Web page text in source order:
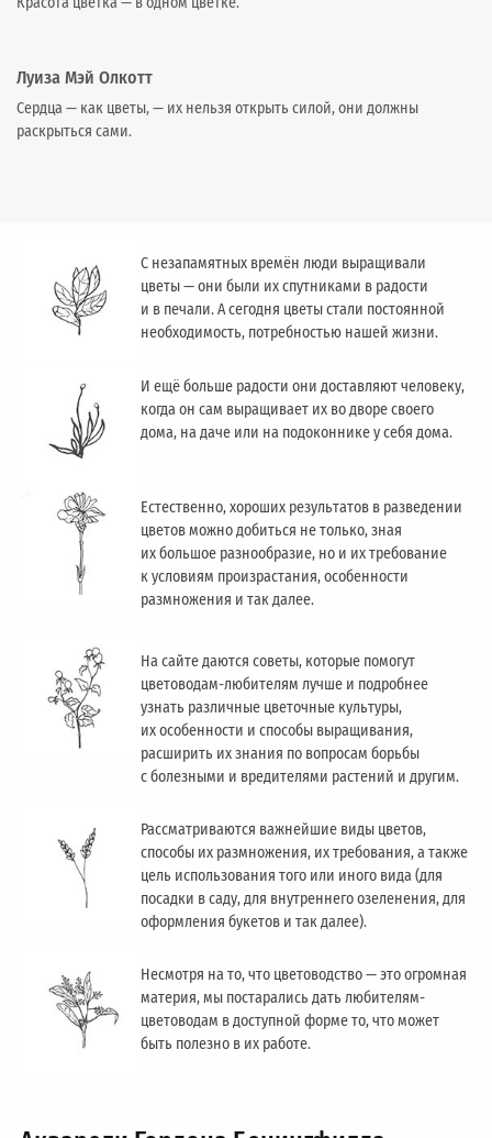
Луиза Мэй Олкотт
Сердца — как цветы, — их нельзя открыть силой, они должны
раскрыться сами.
С незапамятных времён люди выращивали
цветы — они были их спутниками в радости
и в печали. А сегодня цветы стали постоянной
необходимость, потребностью нашей жизни.
И ещё больше радости они доставляют человеку,
когда он сам выращивает их во дворе своего
дома, на даче или на подоконнике у себя дома.
Естественно, хороших результатов в разведении
цветов можно добиться не только, зная
их большое разнообразие, но и их требование
к условиям произрастания, особенности
размножения и так далее.
На сайте даются советы, которые помогут
цветоводам-любителям лучше и подробнее
узнать различные цветочные культуры,
их особенности и способы выращивания,
расширить их знания по вопросам борьбы
с болезными и вредителями растений и другим.
Рассматриваются важнейшие виды цветов,
способы их размножения, их требования, а также
цель использования того или иного вида (для
посадки в саду, для внутреннего озеленения, для
оформления букетов и так далее).
Несмотря на то, что цветоводство — это огромная
материя, мы постарались дать любителям-
цветоводам в доступной форме то, что может
быть полезно в их работе.